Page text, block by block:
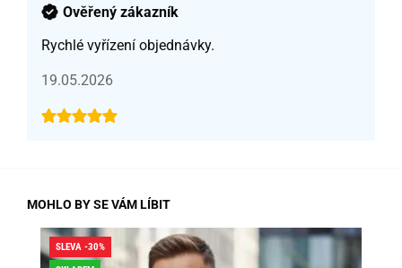
Ověřený zákazník
Rychlé vyřízení objednávky.
19.05.2026
MOHLO BY SE VÁM LÍBIT
SLEVA -30%